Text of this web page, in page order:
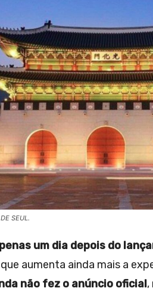
SEUL.
um dia depois do
que aumenta ainda mais a
não fez o anúncio oficial,